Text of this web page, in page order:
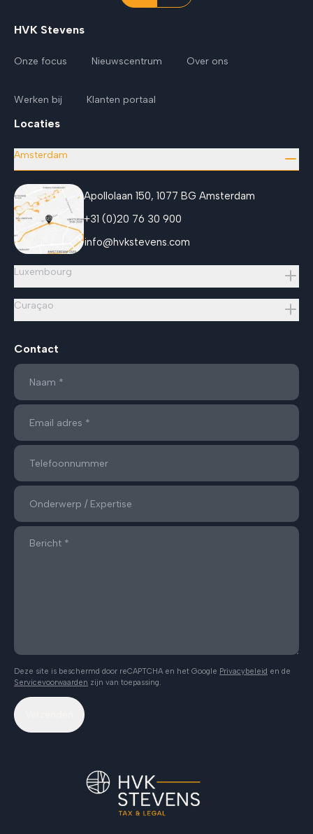
HVK Stevens
Onze focus Nieuwscentrum Over ons
Werken bij Klanten portaal
Locaties
Amsterdam
Apollolaan 150, 1077 BG Amsterdam
+31 (0)20 76 30 900
info@hvkstevens.com
Luxembourg
Curaçao
Contact
Deze site is beschermd door reCAPTCHA en het Google Privacybeleid en de
Servicevoorwaarden zijn van toepassing.